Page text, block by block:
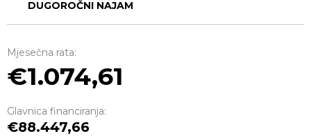
DUGOROČNI NAJAM
Mjesečna rata:
1.074,61
Glavnica financiranja:
88.447,66